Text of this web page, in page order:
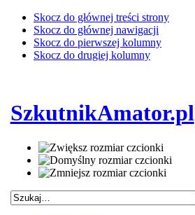
Skocz do głównej treści strony
Skocz do głównej nawigacji
Skocz do pierwszej kolumny
Skocz do drugiej kolumny
SzkutnikAmator.pl